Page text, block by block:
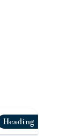
Heading